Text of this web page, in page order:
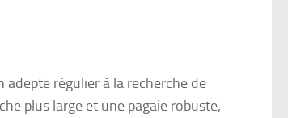
régulier à la recherche de
plus large et une pagaie robuste,